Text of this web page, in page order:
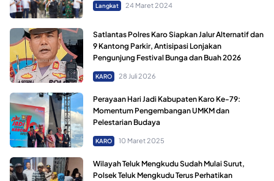
Langkat 24 Maret 2024
Satlantas Polres Karo Siapkan Jalur Alternatif dan
9 Kantong Parkir, Antisipasi Lonjakan
Pengunjung Festival Bunga dan Buah 2026
KARO 28 Juli 2026
Perayaan Hari Jadi Kabupaten Karo Ke-79:
Momentum Pengembangan UMKM dan
Pelestarian Budaya
KARO 10 Maret 2025
Wilayah Teluk Mengkudu Sudah Mulai Surut,
Polsek Teluk Mengkudu Terus Perhatikan